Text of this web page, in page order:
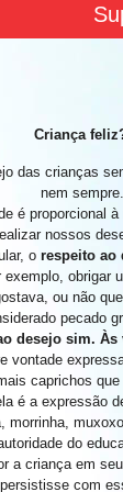
Criança
das crianças
nem sempre.
é proporcional
nossos
o respeito ao
exemplo, obrigar
ou não
pecado
desejo sim.
vontade
caprichos
é a expressão
morrinha,
do
a criança em
com